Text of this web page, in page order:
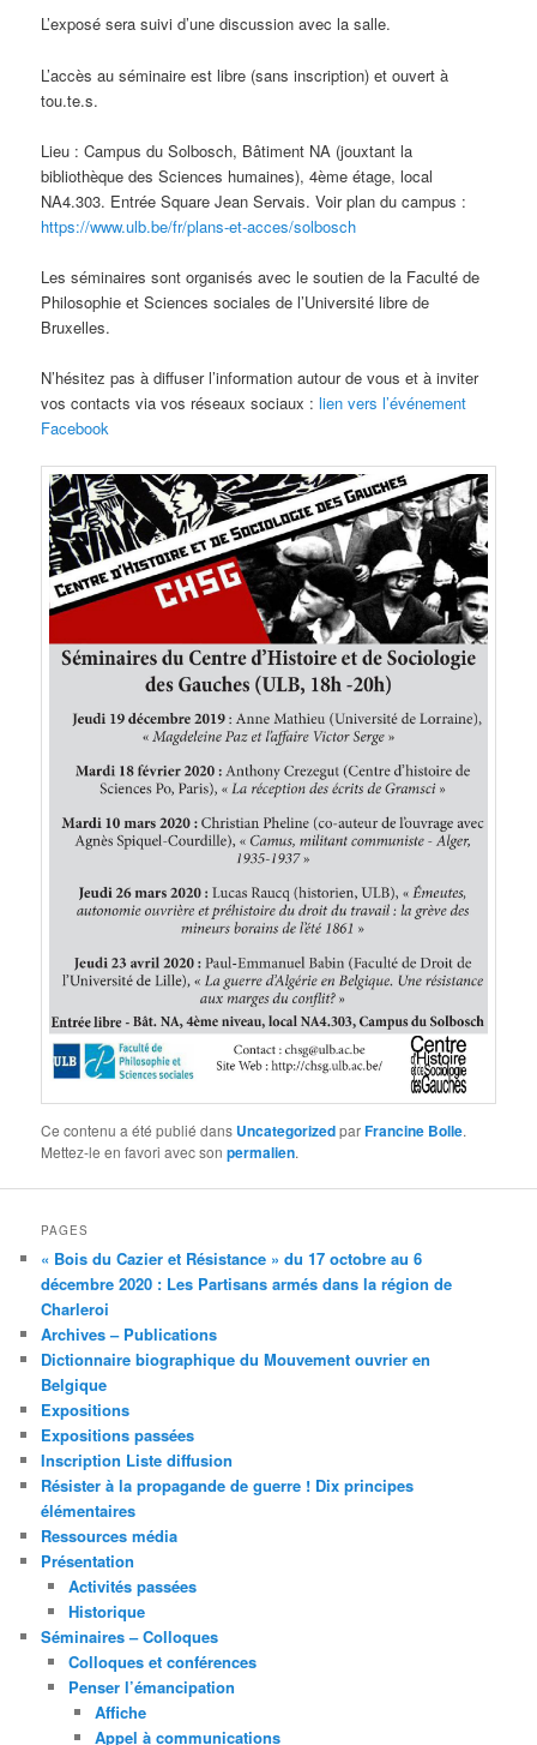
L’exposé sera suivi d’une discussion avec la salle.
L’accès au séminaire est libre (sans inscription) et ouvert à
tou.te.s.
Lieu : Campus du Solbosch, Bâtiment NA (jouxtant la
bibliothèque des Sciences humaines), 4ème étage, local
NA4.303. Entrée Square Jean Servais. Voir plan du campus :
https://www.ulb.be/fr/plans-et-acces/solbosch
Les séminaires sont organisés avec le soutien de la Faculté de
Philosophie et Sciences sociales de l’Université libre de
Bruxelles.
N’hésitez pas à diffuser l’information autour de vous et à inviter
vos contacts via vos réseaux sociaux :lien vers l’événement
Facebook
Ce contenu a été publié dans UncategorizedparFrancine Bolle.
Mettez-le en favori avec sonpermalien.
PAGES
« Bois du Cazier et Résistance » du 17 octobre au 6
décembre 2020 : Les Partisans armés dans la région de
Charleroi
Archives – Publications
Dictionnaire biographique du Mouvement ouvrier en
Belgique
Expositions
Expositions passées
Inscription Liste diffusion
Résister à la propagande de guerre ! Dix principes
élémentaires
Ressources média
Présentation
Activités passées
Historique
Séminaires – Colloques
Colloques et conférences
Penser l’émancipation
Affiche
Appel à communications